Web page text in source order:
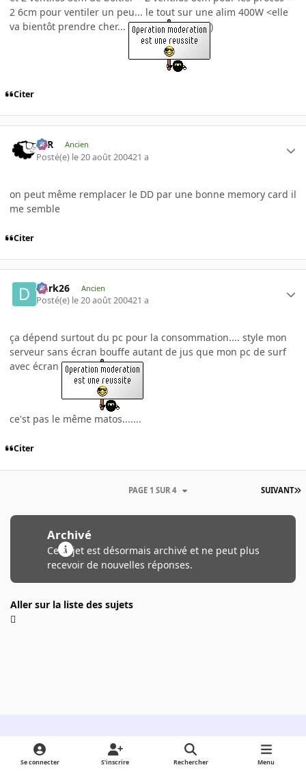
2 6cm pour ventiler un peu... le tout sur une alim 400W <elle
va bientôt prendre cher...
)
Citer
KzR Ancien
Posté(e) le 20 août 200421 a
on peut même remplacer le DD par une bonne memory card il
me semble
Citer
Dark26 Ancien
Posté(e) le 20 août 200421 a
ça dépend surtout du pc pour la consommation.... style mon
serveur sans écran bouffe autant de jus que mon pc de surf
avec écran
ce'st pas le même matos.......
Citer
SUIVANT
PAGE 1 SUR 4
Archivé
Ce sujet est désormais archivé et ne peut plus
recevoir de nouvelles réponses.
Aller sur la liste des sujets
Light ModeDark ModeSystem Preference
Se connecter S’inscrire Rechercher Menu